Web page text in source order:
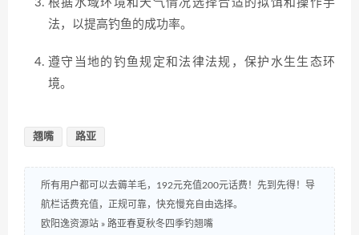
根据水域环境和天气情况选择合适的拟饵和操作手
法，以提高钓鱼的成功率。
遵守当地的钓鱼规定和法律法规，保护水生生态环
境。
翘嘴 路亚
所有用户都可以去薅羊毛，192元充值200元话费！先到先得！导
航栏话费充值，正规可靠，快充慢充自由选择。
欧阳逸资源站 » 路亚春夏秋冬四季钓翘嘴